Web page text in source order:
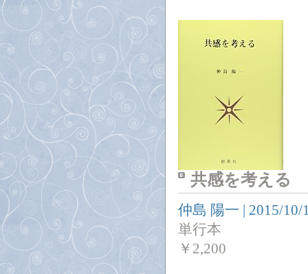
共感を考える
仲島 陽一 | 2015/10/
単行本
￥ 2,200